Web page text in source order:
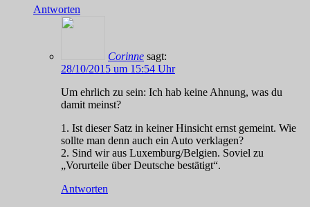
Antworten
Corinne sagt:
28/10/2015 um 15:54 Uhr
Um ehrlich zu sein: Ich hab keine Ahnung, was du
damit meinst?
1. Ist dieser Satz in keiner Hinsicht ernst gemeint. Wie
sollte man denn auch ein Auto verklagen?
2. Sind wir aus Luxemburg/Belgien. Soviel zu
„Vorurteile über Deutsche bestätigt“.
Antworten